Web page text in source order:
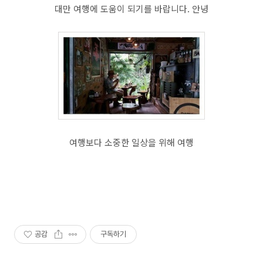
대만 여행에 도움이 되기를 바랍니다. 안녕
여행보다 소중한 일상을 위해 여행
공감 구독하기